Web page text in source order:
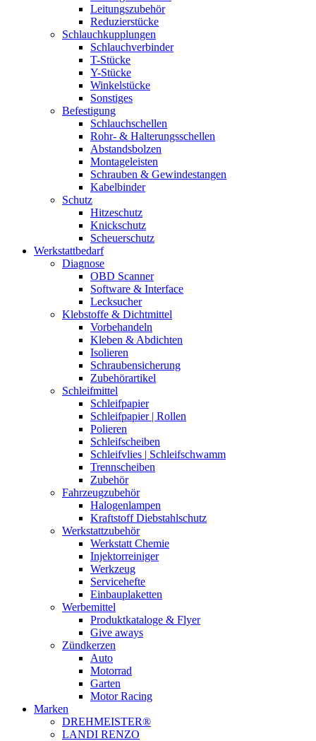
Leitungszubehör
Reduzierstücke
Schlauchkupplungen
Schlauchverbinder
T-Stücke
Y-Stücke
Winkelstücke
Sonstiges
Befestigung
Schlauchschellen
Rohr- & Halterungsschellen
Abstandsbolzen
Montageleisten
Schrauben & Gewindestangen
Kabelbinder
Schutz
Hitzeschutz
Knickschutz
Scheuerschutz
Werkstattbedarf
Diagnose
OBD Scanner
Software & Interface
Lecksucher
Klebstoffe & Dichtmittel
Vorbehandeln
Kleben & Abdichten
Isolieren
Schraubensicherung
Zubehörartikel
Schleifmittel
Schleifpapier
Schleifpapier | Rollen
Polieren
Schleifscheiben
Schleifvlies | Schleifschwamm
Trennscheiben
Zubehör
Fahrzeugzubehör
Halogenlampen
Kraftstoff Diebstahlschutz
Werkstattzubehör
Werkstatt Chemie
Injektorreiniger
Werkzeug
Servicehefte
Einbauplaketten
Werbemittel
Produktkataloge & Flyer
Give aways
Zündkerzen
Auto
Motorrad
Garten
Motor Racing
Marken
DREHMEISTER®
LANDI RENZO